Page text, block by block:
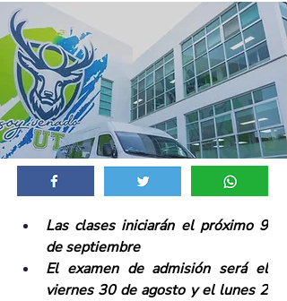
Las clases iniciarán el próximo 9
de septiembre
El examen de admisión será el
viernes 30 de agosto y el lunes 2